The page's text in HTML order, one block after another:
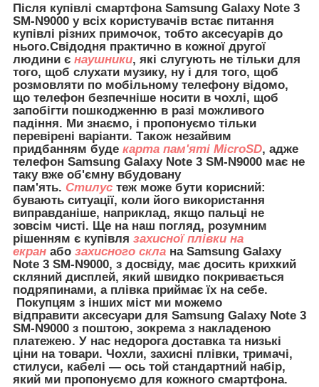
Після купівлі смартфона Samsung Galaxy Note 3
SM-N9000 у всіх користувачів встає питання
купівлі різних примочок, тобто аксесуарів до
нього.Свідодня практично в кожної другої
людини є наушники, які слугують не тільки для
того, щоб слухати музику, ну і для того, щоб
розмовляти по мобільному телефону відомо,
що телефон безпечніше носити в чохлі, щоб
запобігти пошкодженню в разі можливого
падіння. Ми знаємо, і пропонуємо тільки
перевірені варіанти. Також незайвим
придбанням буде карта пам'яті MicroSD, адже
телефон Samsung Galaxy Note 3 SM-N9000 має не
таку вже об'ємну вбудовану
пам'ять. Стилус теж може бути корисний:
бувають ситуації, коли його використання
виправданіше, наприклад, якщо пальці не
зовсім чисті. Ще на наш погляд, розумним
рішенням є купівля захисної плівки на
екран або захисного скла на Samsung Galaxy
Note 3 SM-N9000, з досвіду, має досить крихкий
скляний дисплей, який швидко покривається
подряпинами, а плівка приймає їх на себе.
Покупцям з інших міст ми можемо
відправити аксесуари для Samsung Galaxy Note 3
SM-N9000 з поштою, зокрема з накладеною
платежею. У нас недорога доставка та низькі
ціни на товари. Чохли, захисні плівки, тримачі,
стилуси, кабелі — ось той стандартний набір,
який ми пропонуємо для кожного смартфона.